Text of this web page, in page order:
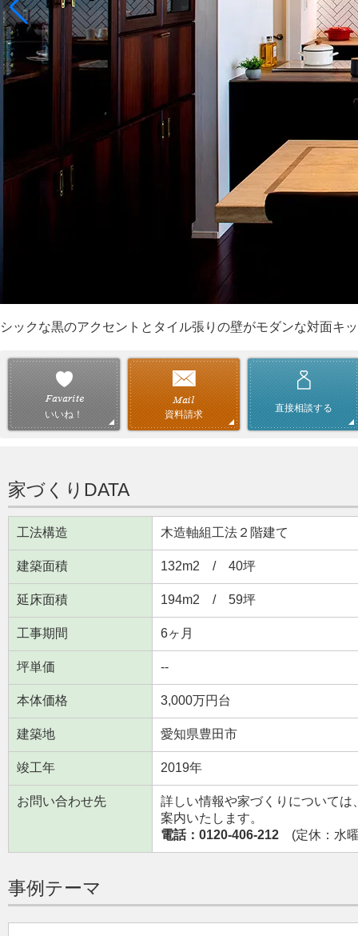
シックな黒のアクセントとタイル張りの壁がモダンな対面キ
いいね！ 資料請求
直接相談する
家づくりDATA
工法構造 木造軸組工法２階建て
建築面積 132m2 / 40坪
延床面積 194m2 / 59坪
工事期間 6ヶ月
坪単価 --
本体価格 3,000万円台
建築地 愛知県豊田市
竣工年 2019年
お問い合わせ先
詳しい情報や家づくりについて
案内いたします。
電話：0120-406-212 (定休：水
事例テーマ